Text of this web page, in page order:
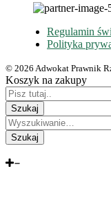
Regulamin
Polityka
© 2026 Adwokat Prawnik
Koszyk na zakupy